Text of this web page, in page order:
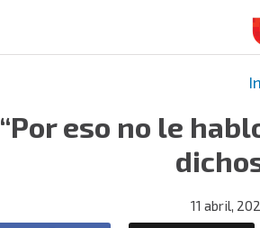
“Por eso no le
11 abril,